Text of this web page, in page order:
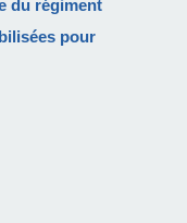
du régiment
pour